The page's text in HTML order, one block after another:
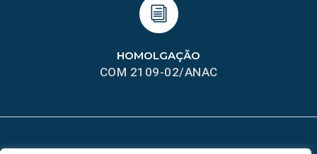
HOMOLGAÇÃO
COM 2109-02/ANAC